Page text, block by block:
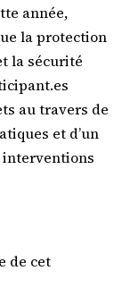
année,
la protection
la sécurité
au travers de
et d’un
de cet